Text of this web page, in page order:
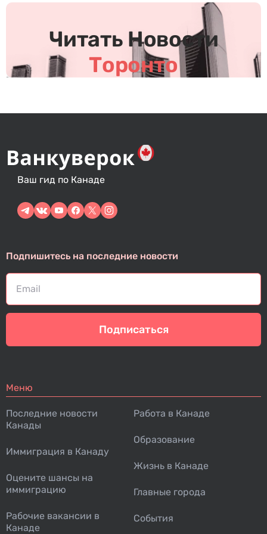
и
Читать Новости
Торонто
Ваш гид по Канаде
Подпишитесь на последние новости
Подписаться
Меню
Последние новости
Канады
Иммиграция в Канаду
Оцените шансы на
иммиграцию
Рабочие вакансии в
Канаде
Работа в Канаде
Образование
Жизнь в Канаде
Главные города
События